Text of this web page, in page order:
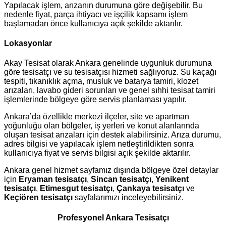
Yapılacak işlem, arızanın durumuna göre değişebilir. Bu
nedenle fiyat, parça ihtiyacı ve işçilik kapsamı işlem
başlamadan önce kullanıcıya açık şekilde aktarılır.
Lokasyonlar
Akay Tesisat olarak Ankara genelinde uygunluk durumuna
göre tesisatçı ve su tesisatçısı hizmeti sağlıyoruz. Su kaçağı
tespiti, tıkanıklık açma, musluk ve batarya tamiri, klozet
arızaları, lavabo gideri sorunları ve genel sıhhi tesisat tamiri
işlemlerinde bölgeye göre servis planlaması yapılır.
Ankara’da özellikle merkezi ilçeler, site ve apartman
yoğunluğu olan bölgeler, iş yerleri ve konut alanlarında
oluşan tesisat arızaları için destek alabilirsiniz. Arıza durumu,
adres bilgisi ve yapılacak işlem netleştirildikten sonra
kullanıcıya fiyat ve servis bilgisi açık şekilde aktarılır.
Ankara genel hizmet sayfamız dışında bölgeye özel detaylar
için Eryaman tesisatçı, Sincan tesisatçı, Yenikent
tesisatçı, Etimesgut tesisatçı, Çankaya tesisatçı ve
Keçiören tesisatçı sayfalarımızı inceleyebilirsiniz.
Profesyonel Ankara Tesisatçı